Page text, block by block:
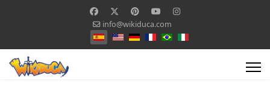
info@wikiduca.com
Seleccione su idioma